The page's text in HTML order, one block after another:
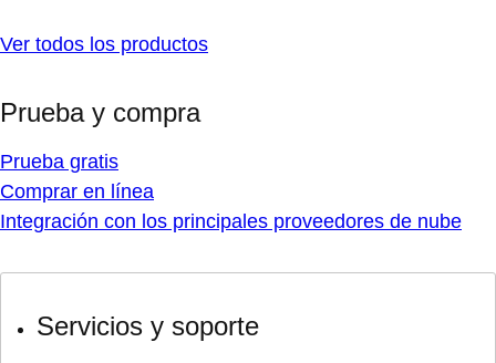
Ver todos los productos
Prueba y compra
Prueba gratis
Comprar en línea
Integración con los principales proveedores de nube
Servicios y soporte